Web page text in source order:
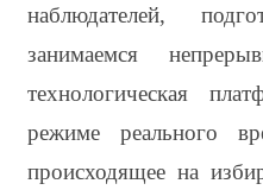
наблюдателей,
занимаемся
технологическая
режиме реального
происходящее на